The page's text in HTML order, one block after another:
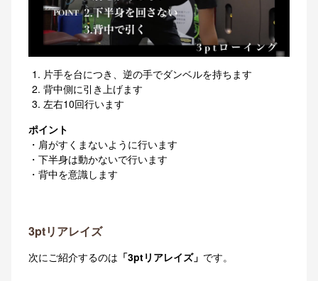
片手を台につき、逆の手でダンベルを持ちます
背中側に引き上げます
左右10回行います
ポイント
・肩がすくまないように行います
・下半身は動かないで行います
・背中を意識します
3ptリアレイズ
次にご紹介するのは 「3ptリアレイズ」 です。